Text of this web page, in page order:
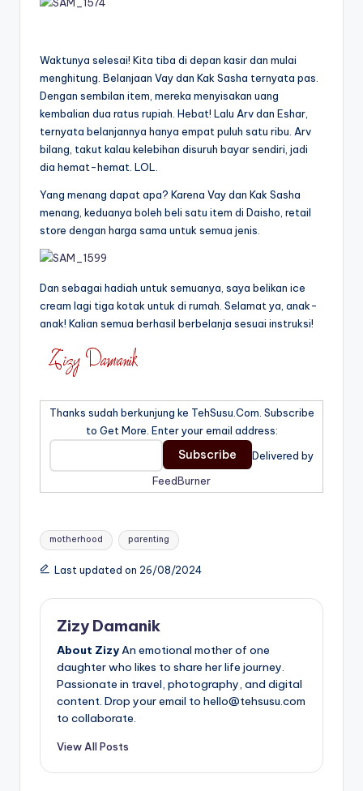
Waktunya selesai! Kita tiba di depan kasir dan mulai
menghitung. Belanjaan Vay dan Kak Sasha ternyata pas.
Dengan sembilan item, mereka menyisakan uang
kembalian dua ratus rupiah. Hebat! Lalu Arv dan Eshar,
ternyata belanjannya hanya empat puluh satu ribu. Arv
bilang, takut kalau kelebihan disuruh bayar sendiri, jadi
dia hemat-hemat. LOL.
Yang menang dapat apa? Karena Vay dan Kak Sasha
menang, keduanya boleh beli satu item di Daisho, retail
store dengan harga sama untuk semua jenis.
Dan sebagai hadiah untuk semuanya, saya belikan ice
cream lagi tiga kotak untuk di rumah. Selamat ya, anak-
anak! Kalian semua berhasil berbelanja sesuai instruksi!
Thanks sudah berkunjung ke TehSusu.Com. Subscribe
to Get More. Enter your email address:
Delivered by
FeedBurner
Tags:
motherhood parenting
Last updated on 26/08/2024
Zizy Damanik
About ZizyAn emotional mother of one
daughter who likes to share her life journey.
Passionate in travel, photography, and digital
content. Drop your email to hello@tehsusu.com
to collaborate.
View All Posts